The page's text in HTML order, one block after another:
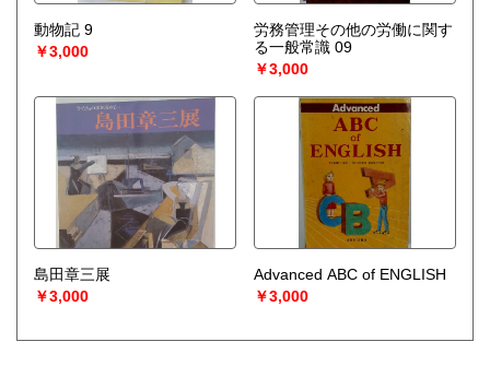
動物記 9
￥3,000
労務管理その他の労働に関す
る一般常識 09
￥3,000
島田章三展
￥3,000
Advanced ABC of ENGLISH
￥3,000